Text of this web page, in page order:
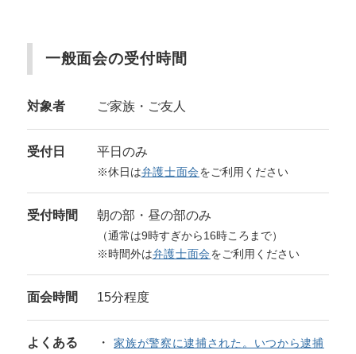
一般面会の受付時間
対象者 ご家族・ご友人
受付日 平日のみ
※休日は弁護士面会をご利用ください
受付時間 朝の部・昼の部のみ
（通常は9時すぎから16時ころまで）
※時間外は弁護士面会をご利用ください
面会時間 15分程度
よくある
家族が警察に逮捕された。いつから逮捕